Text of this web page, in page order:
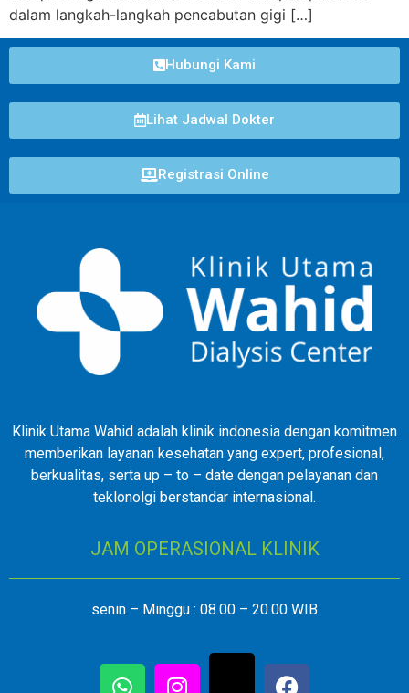
dalam langkah-langkah pencabutan gigi […]
Hubungi Kami
Lihat Jadwal Dokter
Registrasi Online
Klinik Utama Wahid adalah klinik indonesia dengan komitmen
memberikan layanan kesehatan yang expert, profesional,
berkualitas, serta up – to – date dengan pelayanan dan
teklonolgi berstandar internasional.
JAM OPERASIONAL KLINIK
senin – Minggu : 08.00 – 20.00 WIB